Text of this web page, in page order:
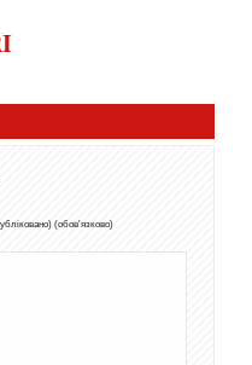
(обов'язково)